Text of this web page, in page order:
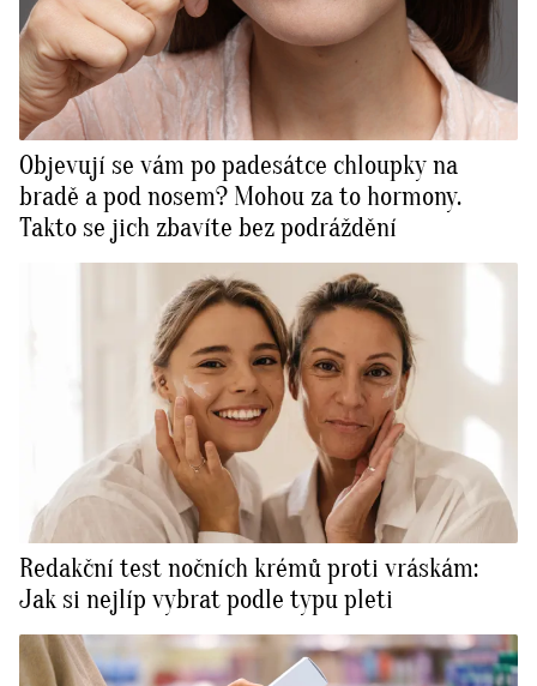
Objevují se vám po padesátce chloupky na
bradě a pod nosem? Mohou za to hormony.
Takto se jich zbavíte bez podráždění
Redakční test nočních krémů proti vráskám:
Jak si nejlíp vybrat podle typu pleti